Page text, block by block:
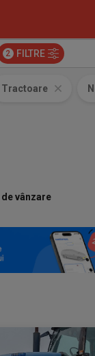
2 FILTRE
Tractoare
de vânzare